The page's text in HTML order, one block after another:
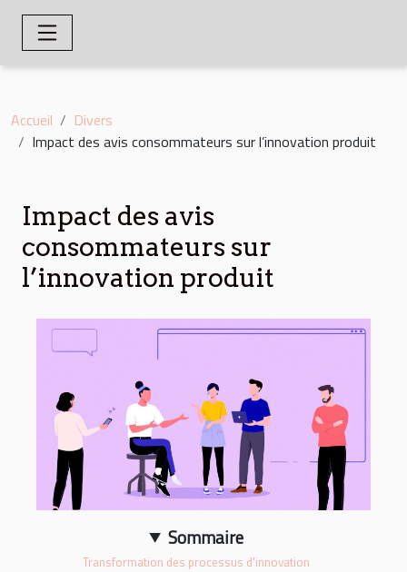
Accueil
Divers
Impact des avis consommateurs sur l’innovation produit
Impact des avis
consommateurs sur
l’innovation produit
Sommaire
Transformation des processus d'innovation